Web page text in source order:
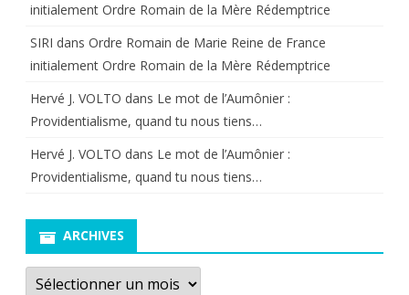
initialement Ordre Romain de la Mère Rédemptrice
SIRI dans Ordre Romain de Marie Reine de France
initialement Ordre Romain de la Mère Rédemptrice
Hervé J. VOLTO dans Le mot de l’Aumônier :
Providentialisme, quand tu nous tiens…
Hervé J. VOLTO dans Le mot de l’Aumônier :
Providentialisme, quand tu nous tiens…
ARCHIVES
Archives